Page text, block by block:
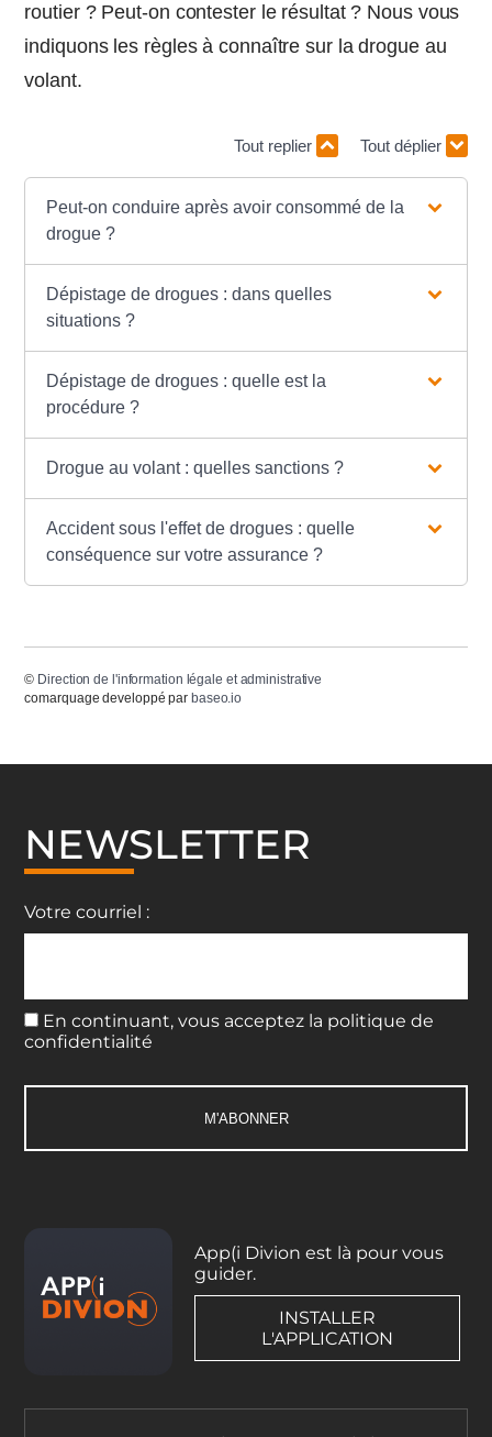
routier ? Peut-on contester le résultat ? Nous vous
indiquons les règles à connaître sur la drogue au
volant.
Tout replier Tout déplier
Peut-on conduire après avoir consommé de la
drogue ?
Dépistage de drogues : dans quelles
situations ?
Dépistage de drogues : quelle est la
procédure ?
Drogue au volant : quelles sanctions ?
Accident sous l'effet de drogues : quelle
conséquence sur votre assurance ?
© Direction de l'information légale et administrative
comarquage developpé par baseo.io
NEWSLETTER
Votre courriel :
En continuant, vous acceptez la politique de
confidentialité
App(i Divion est là pour vous
guider.
INSTALLER
L'APPLICATION